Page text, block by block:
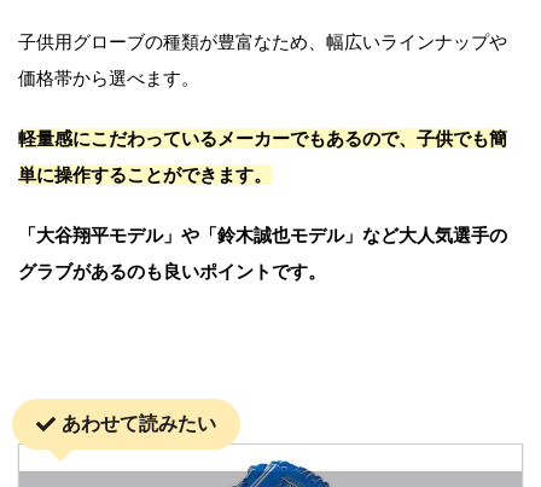
子供用グローブの種類が豊富なため、幅広いラインナップや
価格帯から選べます。
軽量感にこだわっているメーカーでもあるので、子供でも簡
単に操作することができます。
「大谷翔平モデル」や「鈴木誠也モデル」など大人気選手の
グラブがあるのも良いポイントです。
あわせて読みたい